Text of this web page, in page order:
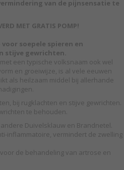
van de pijnsensatie te
MET GRATIS POMP!
soepele spieren en
stijve gewrichten.
een typische volksnaam ook wel
en groeiwijze, is al vele eeuwen
als heilzaam middel bij allerhande
bij rugklachten en stijve gewrichten.
te behouden.
Duivelsklauw en Brandnetel.
inflammatoire, vermindert de zwelling
de behandeling van artrose en